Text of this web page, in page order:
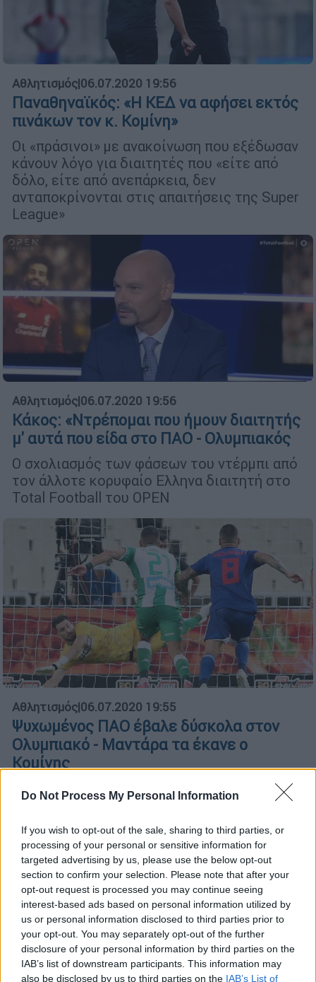
Do Not Process My Personal Information
If you wish to opt-out of the sale, sharing to third parties, or
processing of your personal or sensitive information for
targeted advertising by us, please use the below opt-out
section to confirm your selection. Please note that after your
opt-out request is processed you may continue seeing
interest-based ads based on personal information utilized by
us or personal information disclosed to third parties prior to
your opt-out. You may separately opt-out of the further
disclosure of your personal information by third parties on the
IAB’s list of downstream participants. This information may
also be disclosed by us to third parties on the IAB’s List of
Αθλητισμός|06.07.2020 19:56
Παναθηναϊκός: «Η ΚΕΔ να αφήσει εκτός
πινάκων τον κ. Κομίνη»
Οι «πράσινοι» με ανακοίνωση που εξέδωσαν
κάνουν λόγο για διαιτητές που «είτε από
δόλο, είτε από ανεπάρκεια, δεν
ανταποκρίνονται στις απαιτήσεις της Super
League»
Αθλητισμός|06.07.2020 19:56
Κάκος: «Ντρέπομαι που ήμουν διαιτητής
μ' αυτά που είδα στο ΠΑΟ - Ολυμπιακός
Ο σχολιασμός των φάσεων του ντέρμπι από
τον άλλοτε κορυφαίο Ελληνα διαιτητή στο
Total Football του OPEN
Αθλητισμός|06.07.2020 19:55
Ψυχωμένος ΠΑΟ έβαλε δύσκολα στον
Ολυμπιακό - Μαντάρα τα έκανε ο
Κομίνης
Οι «πράσινοι» ήταν ανώτεροι, απείλησαν το
αήττητο του Ολυμπιακού αλλά το ντέρμπι
του «τριφυλλιού» στο ημίχρονο